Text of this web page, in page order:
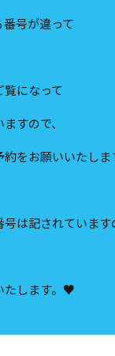
号が違って
になって
すので、
をお願いいたしま
は記されています
たします。♥